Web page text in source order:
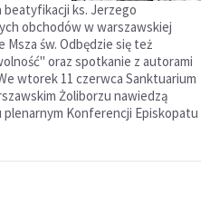
beatyfikacji ks. Jerzego
obchodów w warszawskiej
św. Odbędzie się też
oraz spotkanie z autorami
wtorek 11 czerwca Sanktuarium
Żoliborzu nawiedzą
Konferencji Episkopatu